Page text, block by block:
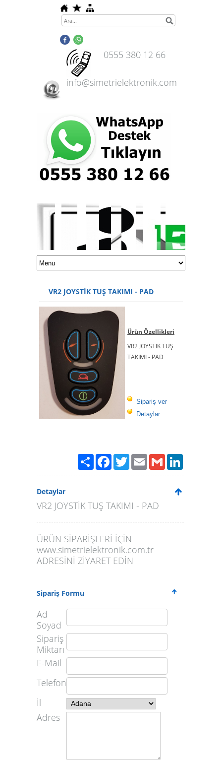
0555 380 12 66
info@simetrielektronik.com
VR2 JOYSTİK TUŞ TAKIMI - PAD
Ürün Özellikleri
VR2 JOYSTİK TUŞ
TAKIMI - PAD
Sipariş ver
Detaylar
PaylaşFacebook
TwitterEmailGmail
Detaylar
VR2 JOYSTİK TUŞ TAKIMI - PAD
ÜRÜN SİPARİŞLERİ İÇİN
www.simetrielektronik.com.tr
ADRESİNİ ZİYARET EDİN
Sipariş Formu
Ad
Soyad
Sipariş
Miktarı
E-Mail
Telefon
İl
Adres